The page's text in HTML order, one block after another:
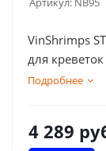
VinShrimps
для креветок
Подробнее
4 289